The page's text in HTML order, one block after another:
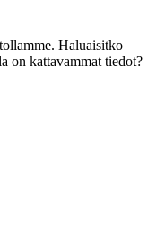
Haluaisitko
on kattavammat tiedot?